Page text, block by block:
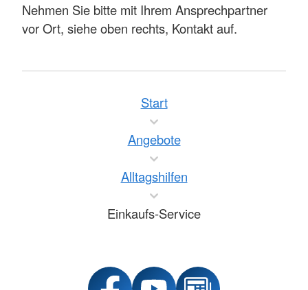
Nehmen Sie bitte mit Ihrem Ansprechpartner
vor Ort, siehe oben rechts, Kontakt auf.
Start
Angebote
Alltagshilfen
Einkaufs-Service